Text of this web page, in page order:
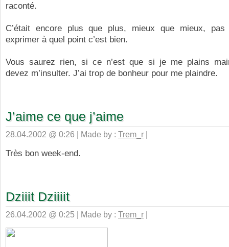
raconté.
C’était encore plus que plus, mieux que mieux,
exprimer à quel point c’est bien.
Vous saurez rien, si ce n’est que si je me plains
devez m’insulter. J’ai trop de bonheur pour me plaindre.
J’aime ce que j’aime
28.04.2002 @ 0:26 | Made by : Trem_r |
Très bon week-end.
Dziiit Dziiiit
26.04.2002 @ 0:25 | Made by : Trem_r |